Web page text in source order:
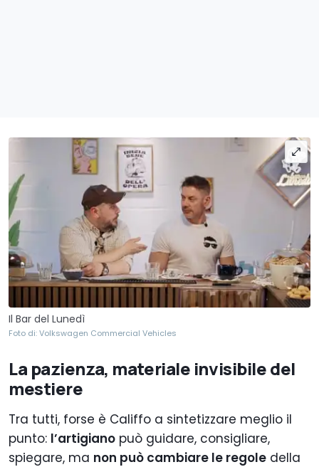
Il Bar del Lunedì
Foto di: Volkswagen Commercial Vehicles
La pazienza, materiale invisibile del
mestiere
Tra tutti, forse è Califfo a sintetizzare meglio il
punto: l’artigiano può guidare, consigliare,
spiegare, ma non può cambiare le regole della